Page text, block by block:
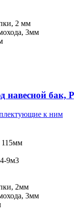
2 мм
3мм
навесной бак,
к ним
115мм
9м3
2мм
3мм